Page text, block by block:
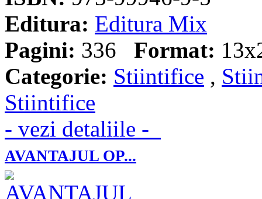
Editura: Editura Mix
Pagini: 336 Format:
Categorie: Stiintifice ,
Stiintifice
- vezi detaliile -
AVANTAJUL OP...